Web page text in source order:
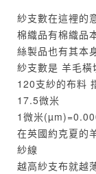
紗支數在這裡的
棉織品有棉織品
絲製品也有其本
紗支數是 羊毛
120支紗的布料
17.5微米
1微米
在英國約克夏的
紗線
越高紗支布就越